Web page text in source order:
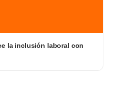
la inclusión laboral con